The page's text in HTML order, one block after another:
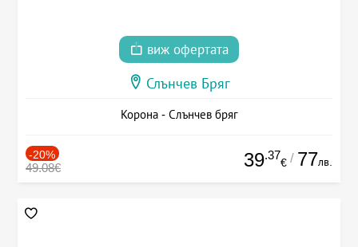
виж офертата
Слънчев Бряг
Корона - Слънчев бряг
-20%
49.08€ 39.37
€ / 77лв.